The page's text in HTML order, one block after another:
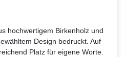
hochwertigem Birkenholz und
Design bedruckt. Auf
Platz für eigene Worte.